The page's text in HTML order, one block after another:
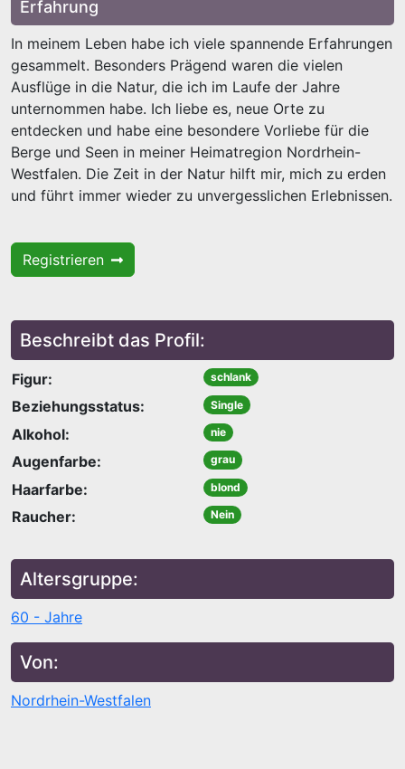
Erfahrung
In meinem Leben habe ich viele spannende Erfahrungen
gesammelt. Besonders Prägend waren die vielen
Ausflüge in die Natur, die ich im Laufe der Jahre
unternommen habe. Ich liebe es, neue Orte zu
entdecken und habe eine besondere Vorliebe für die
Berge und Seen in meiner Heimatregion Nordrhein-
Westfalen. Die Zeit in der Natur hilft mir, mich zu erden
und führt immer wieder zu unvergesslichen Erlebnissen.
Registrieren
Beschreibt das Profil:
Figur: schlank
Beziehungsstatus: Single
Alkohol: nie
Augenfarbe: grau
Haarfarbe: blond
Raucher: Nein
Altersgruppe:
60 - Jahre
Von:
Nordrhein-Westfalen